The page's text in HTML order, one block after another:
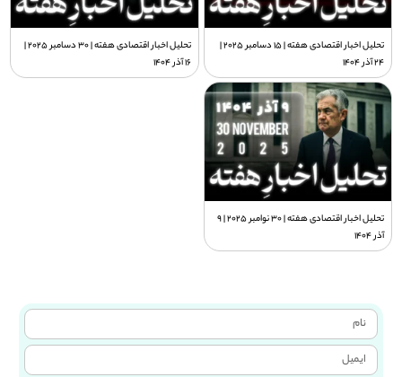
تحلیل اخبار اقتصادی هفته | 15 دسامبر 2025 |
24 آذر 1404
تحلیل اخبار اقتصادی هفته | 30 دسامبر 2025 |
16 آذر 1404
تحلیل اخبار اقتصادی هفته | 30 نوامبر 2025 | 9
آذر 1404